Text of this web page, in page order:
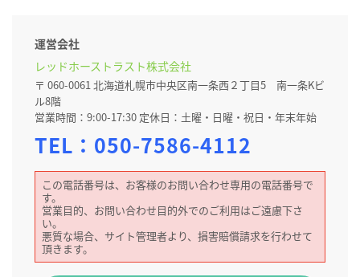
運営会社
レッドホーストラスト株式会社
〒 060-0061 北海道札幌市中央区南一条西２丁目5 南一条Kビ
ル8階
営業時間：9:00-17:30 定休日：土曜・日曜・祝日・年末年始
TEL： 050-7586-4112
この電話番号は、お客様のお問い合わせ専用の電話番号で
す。
営業目的、お問い合わせ目的外でのご利用はご遠慮下さ
い。
悪質な場合、サイト管理者より、損害賠償請求を行わせて
頂きます。